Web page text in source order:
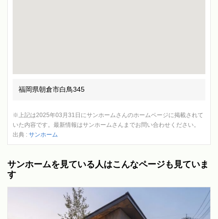
福岡県朝倉市白鳥345
※上記は2025年03月31日にサンホームさんのホームページに掲載されて
いた内容です。最新情報はサンホームさんまでお問い合わせください。
出典 : サンホーム
サンホームを見ている人はこんなページも見ていま
す